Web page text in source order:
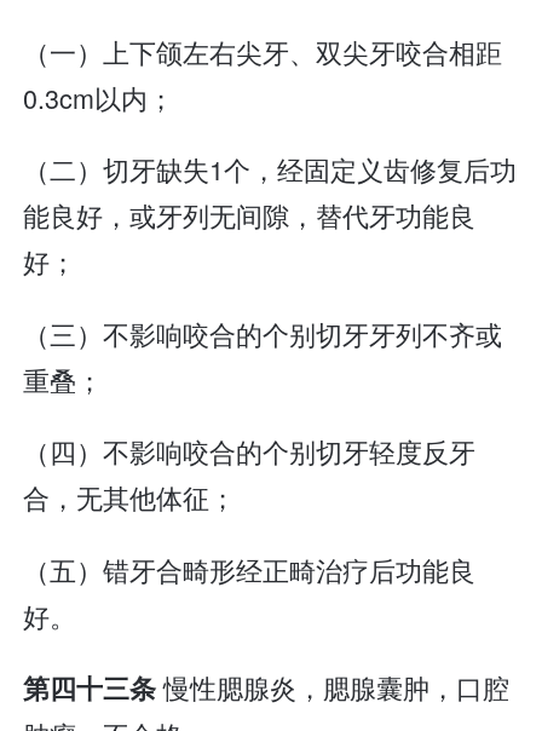
（一）上下颌左右尖牙、双尖牙咬合相距
0.3cm以内；
（二）切牙缺失1个，经固定义齿修复后功
能良好，或牙列无间隙，替代牙功能良
好；
（三）不影响咬合的个别切牙牙列不齐或
重叠；
（四）不影响咬合的个别切牙轻度反牙
合，无其他体征；
（五）错牙合畸形经正畸治疗后功能良
好。
第四十三条慢性腮腺炎，腮腺囊肿，口腔